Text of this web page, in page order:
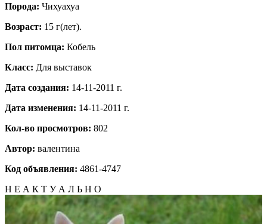
Порода: Чихуахуа
Возраст: 15 г(лет).
Пол питомца: Кобель
Класс: Для выставок
Дата создания: 14-11-2011 г.
Дата изменения: 14-11-2011 г.
Кол-во просмотров: 802
Автор: валентина
Код объявления: 4861-4747
Н Е А К Т У А Л Ь Н О